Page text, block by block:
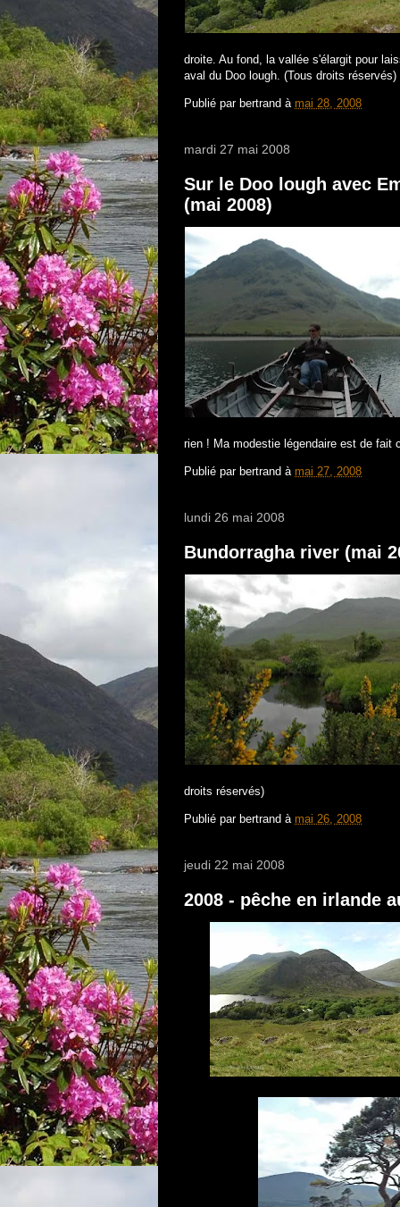
droite. Au fond, la vallée s'élargit pour
aval du Doo lough. (Tous droits réservés)
Publié par bertrand à mai 28, 2008
mardi 27 mai 2008
Sur le Doo lough avec
(mai 2008)
rien ! Ma modestie légendaire est de fait
Publié par bertrand à mai 27, 2008
lundi 26 mai 2008
Bundorragha river (mai
droits réservés)
Publié par bertrand à mai 26, 2008
jeudi 22 mai 2008
2008 - pêche en irlande